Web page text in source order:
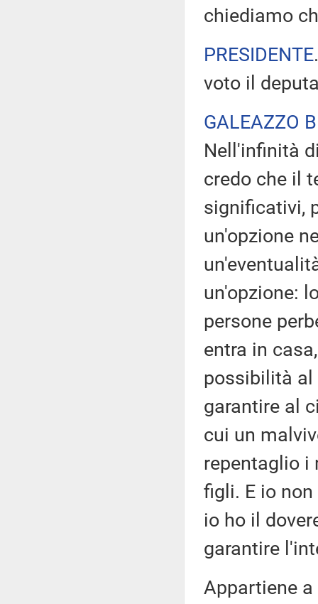
chiediamo
PRESIDENTE
voto il
GALEAZZO
Nell'infinità
credo che il
significativi,
un'opzione
un'opzione:
persone
entra in
possibilità al
garantire al
cui un
repentaglio i
figli. E io
io ho il
garantire
Appartiene